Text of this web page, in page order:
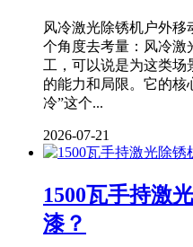
风冷激光除锈机户外
个角度去考量：风冷激
工，可以说是为这类场
的能力和局限。它的核
冷”这个...
2026-07-21
1500瓦手持激
漆？